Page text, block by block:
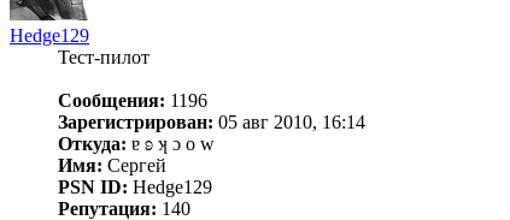
Hedge129
Тест-пилот
Сообщения: 1196
Зарегистрирован: 05 авг 2010, 16:14
Откуда: ɐ ʚ ʞ ɔ о w
Имя: Сергей
PSN ID: Hedge129
Репутация: 140